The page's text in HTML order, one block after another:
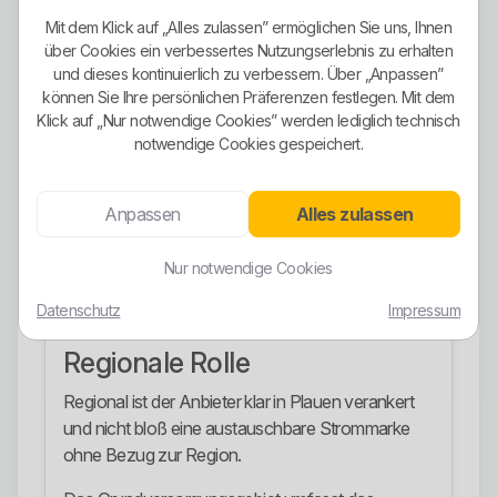
Für Geschäftskunden sind ebenfalls eigene
Produkte vorhanden.
Die Grundversorgung bleibt als gesetzliches
Auffangmodell verfügbar, zusätzlich gibt es die
Der Anbieter übernimmt den Lieferantenwechsel
und bietet persönliche Betreuung vor Ort.
Kunden nützlich.
Regionale Rolle
Regional ist der Anbieter klar in Plauen verankert
und nicht bloß eine austauschbare Strommarke
ohne Bezug zur Region.
Mit dem Klick auf „Alles zulassen” ermöglichen Sie uns, Ihnen
über Cookies ein verbessertes Nutzungserlebnis zu erhalten
und dieses kontinuierlich zu verbessern. Über „Anpassen”
können Sie Ihre persönlichen Präferenzen festlegen. Mit dem
Klick auf „Nur notwendige Cookies” werden lediglich technisch
notwendige Cookies gespeichert.
Anpassen Alles zulassen
Nur notwendige Cookies
Datenschutz Impressum